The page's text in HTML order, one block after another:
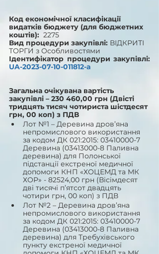
Код економічної класифікації
видатків бюджету (для бюджетних
коштів):
  2275
Вид процедури закупівлі: ВІДКРИТІ
ТОРГИ з Особливостями
UA-2023-07-10-011812-a
Загальна очікувана вартість
закупівлі – 230 460,00 грн (Двісті
тридцять тисяч чотириста шістдесят
грн, 00 коп) з ПДВ
Лот №1 – Деревина дров’яна
непромислового використання
за кодом ДК 021:2015: 03410000-7
Деревина (03413000-8 Паливна
деревина) для Полонської
підстанції екстреної медичної
допомоги КНП «ХОЦЕМД та МК
ХОР» - 82524,00 грн (Вісімдесят
дві тисячі п’ятсот двадцять
чотири грн, 00 коп) з ПДВ
Лот №2 – Деревина дров’яна
непромислового використання
за кодом ДК 021:2015: 03410000-7
Деревина (03413000-8 Паливна
деревина) для Требухівського
пункту екстреної медичної